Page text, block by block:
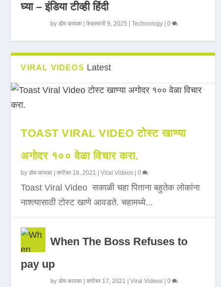
घ्या – इंडिया टीव्ही हिंदी
byडोम कावळा |फेब्रुवारी 9, 2025 |Technology |0
VIRAL VIDEOS Latest
TOAST VIRAL VIDEO टोस्ट खाण्या
अगोदर १०० वेळा विचार करा.
byडोम कावळा |सप्टेंबर 18, 2021 |Viral Videos |0
Toast Viral Video सकाळी चहा पिताना बहुतेक लोकांना
नाश्त्यासाठी टोस्ट खाणे आवडते. चहामध्ये...
When The Boss Refuses to
pay up
byडोम कावळा |सप्टेंबर 17, 2021 |Viral Videos |0